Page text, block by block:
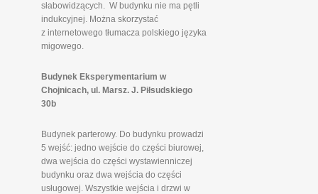
słabowidzących. W budynku nie ma pętli
indukcyjnej. Można skorzystać
z internetowego tłumacza polskiego języka
migowego.
Budynek Eksperymentarium w
Chojnicach, ul. Marsz. J. Piłsudskiego
30b
Budynek parterowy. Do budynku prowadzi
5 wejść: jedno wejście do części biurowej,
dwa wejścia do części wystawienniczej
budynku oraz dwa wejścia do części
usługowej. Wszystkie wejścia i drzwi w